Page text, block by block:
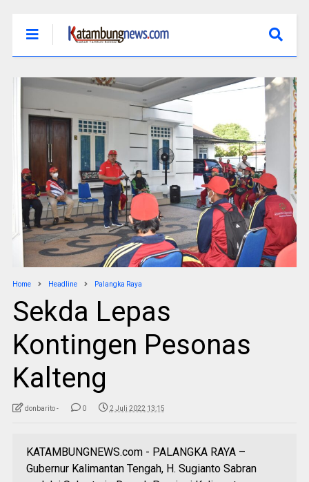
Home Headline Palangka Raya
Sekda Lepas
Kontingen Pesonas
Kalteng
donbarito - 0 2 Juli 2022 13:15
KATAMBUNGNEWS.com - PALANGKA RAYA –
Gubernur Kalimantan Tengah, H. Sugianto Sabran